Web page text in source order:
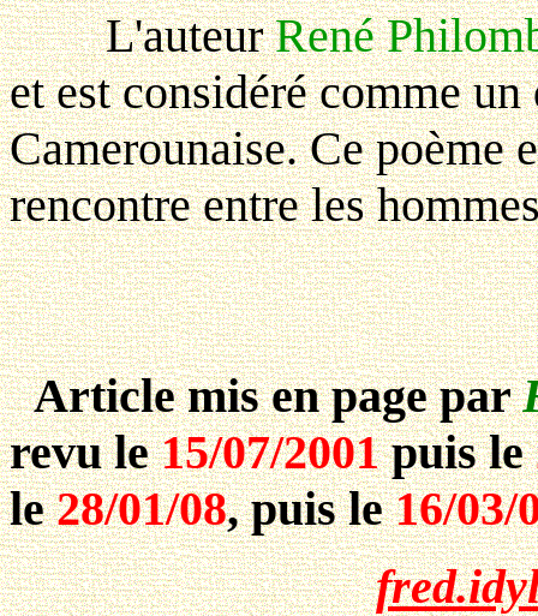
L'auteurRené
et est considéré comme
Camerounaise. Ce poème
rencontre entre les
Article mis en page par
revu le15/07/2001puis le
le28/01/08, puis le16/03/